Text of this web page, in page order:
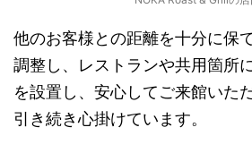
他のお客様との距離を十分に保
調整し、レストランや共用箇所
を設置し、安心してご来館いた
引き続き心掛けています。